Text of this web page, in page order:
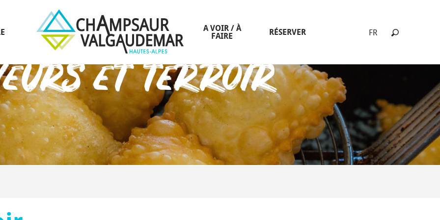
FR
A VOIR / À
FAIRE
RÉSERVER
et terroir